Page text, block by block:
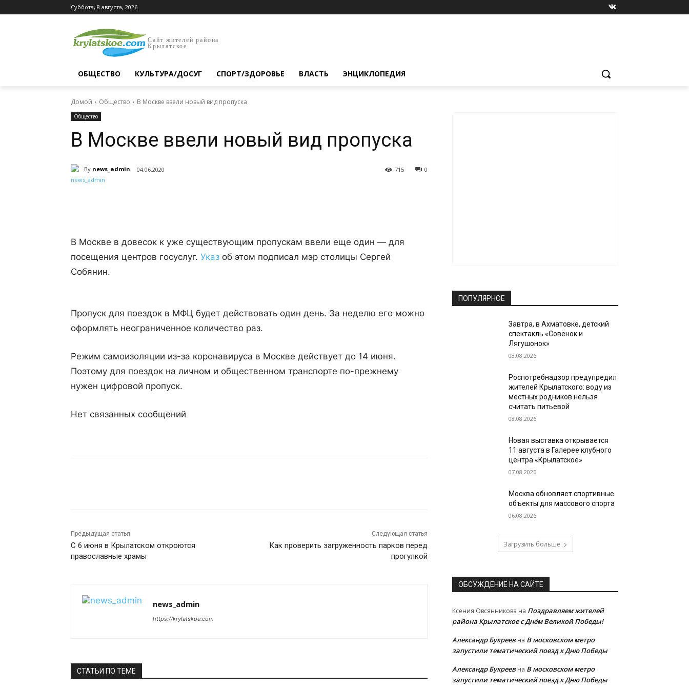
Суббота, 8 августа, 2026
Сайт жителей района
Крылатское
ОБЩЕСТВО КУЛЬТУРА/ДОСУГ СПОРТ/ЗДОРОВЬЕ ВЛАСТЬ ЭНЦИКЛОПЕДИЯ
Домой Общество В Москве ввели новый вид пропуска
Общество
В Москве ввели новый вид пропуска
By news_admin 04.06.2020 0
715
В Москве в довесок к уже существующим пропускам ввели еще один — для
посещения центров госуслуг. Указ об этом подписал мэр столицы Сергей
Собянин.
Пропуск для поездок в МФЦ будет действовать один день. За неделю его можно
оформлять неограниченное количество раз.
Режим самоизоляции из-за коронавируса в Москве действует до 14 июня.
Поэтому для поездок на личном и общественном транспорте по-прежнему
нужен цифровой пропуск.
Нет связанных сообщений
Предыдущая статья
С 6 июня в Крылатском откроются
православные храмы
Следующая статья
Как проверить загруженность парков перед
прогулкой
news_admin
https://krylatskoe.com
СТАТЬИ ПО ТЕМЕ
ПОПУЛЯРНОЕ
Завтра, в Ахматовке, детский
спектакль «Совёнок и
Лягушонок»
08.08.2026
Роспотребнадзор предупредил
жителей Крылатского: воду из
местных родников нельзя
считать питьевой
08.08.2026
Новая выставка открывается
11 августа в Галерее клубного
центра «Крылатское»
07.08.2026
Москва обновляет спортивные
объекты для массового спорта
06.08.2026
Загрузить больше
ОБСУЖДЕНИЕ НА САЙТЕ
Ксения Овсянникова на Поздравляем жителей
района Крылатское с Днём Великой Победы!
Александр Букреевна В московском метро
запустили тематический поезд к Дню Победы
Александр Букреевна В московском метро
запустили тематический поезд к Дню Победы